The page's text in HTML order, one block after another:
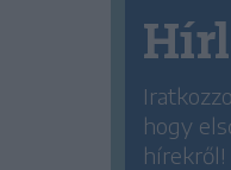
hogy
hírekről!